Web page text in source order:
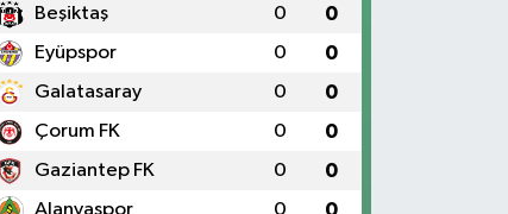
Beşiktaş 0 0
Eyüpspor 0 0
Galatasaray 0 0
Çorum FK 0 0
Gaziantep FK 0 0